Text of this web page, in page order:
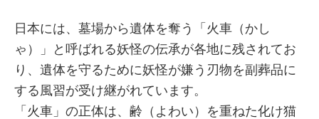
日本には、墓場から遺体を奪う「火車（かし
ゃ）」と呼ばれる妖怪の伝承が各地に残されてお
り、遺体を守るために妖怪が嫌う刃物を副葬品に
する風習が受け継がれています。
「火車」の正体は、齢（よわい）を重ねた化け猫